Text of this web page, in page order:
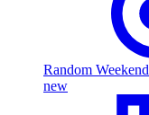
Random Weekend
new